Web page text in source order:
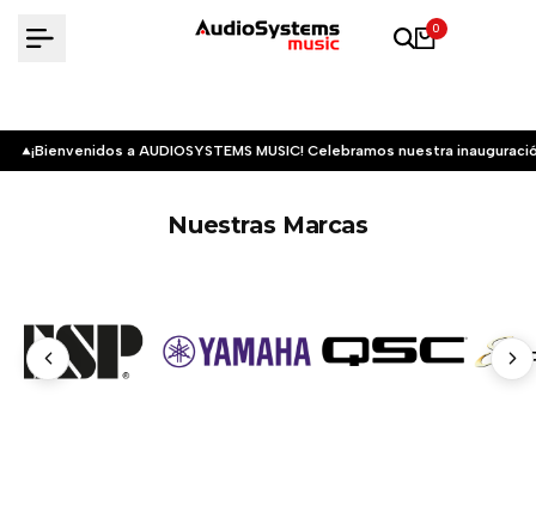
0
¡Bienvenidos a AUDIOSYSTEMS MUSIC! Celebramos nuestra
Nuestras Marcas